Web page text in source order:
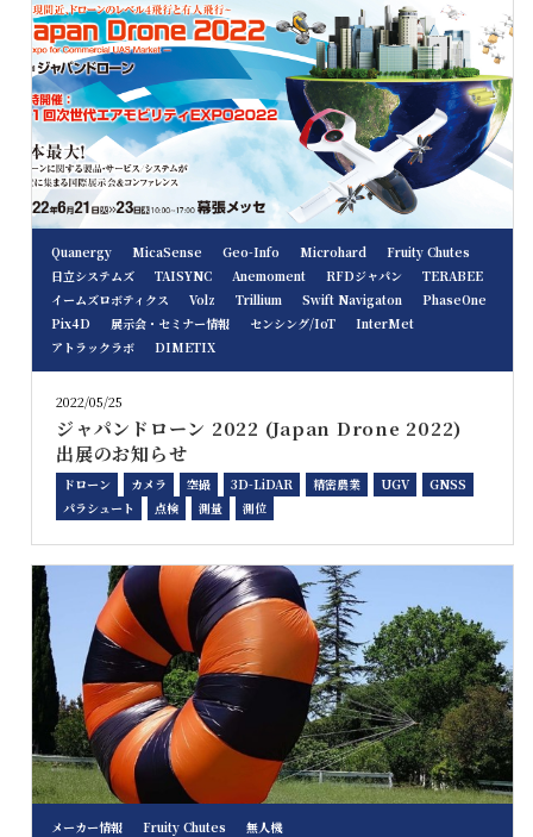
Quanergy MicaSense Geo-Info Microhard
Fruity Chutes
日立システムズ
TAISYNC Anemoment RFDジャパン
TERABEE
イームズロボティクス
Volz Trillium Swift Navigaton
PhaseOne
Pix4D
展示会・セミナー情報 センシング/IoT
InterMet
アトラックラボ
DIMETIX
2022/05/25
ジャパンドローン 2022 (Japan Drone 2022)
出展のお知らせ
ドローン カメラ 空撮 3D-LiDAR 精密農業 UGV
GNSS
パラシュート
点検 測量 測位
メーカー情報 Fruity Chutes 無人機